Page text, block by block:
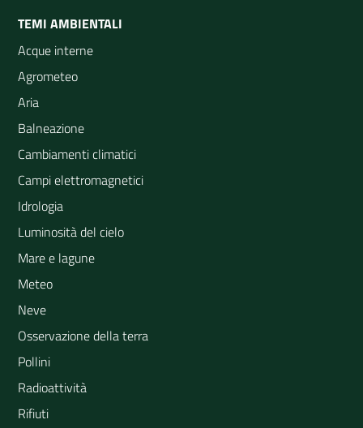
TEMI AMBIENTALI
Acque interne
Agrometeo
Aria
Balneazione
Cambiamenti climatici
Campi elettromagnetici
Idrologia
Luminosità del cielo
Mare e lagune
Meteo
Neve
Osservazione della terra
Pollini
Radioattività
Rifiuti